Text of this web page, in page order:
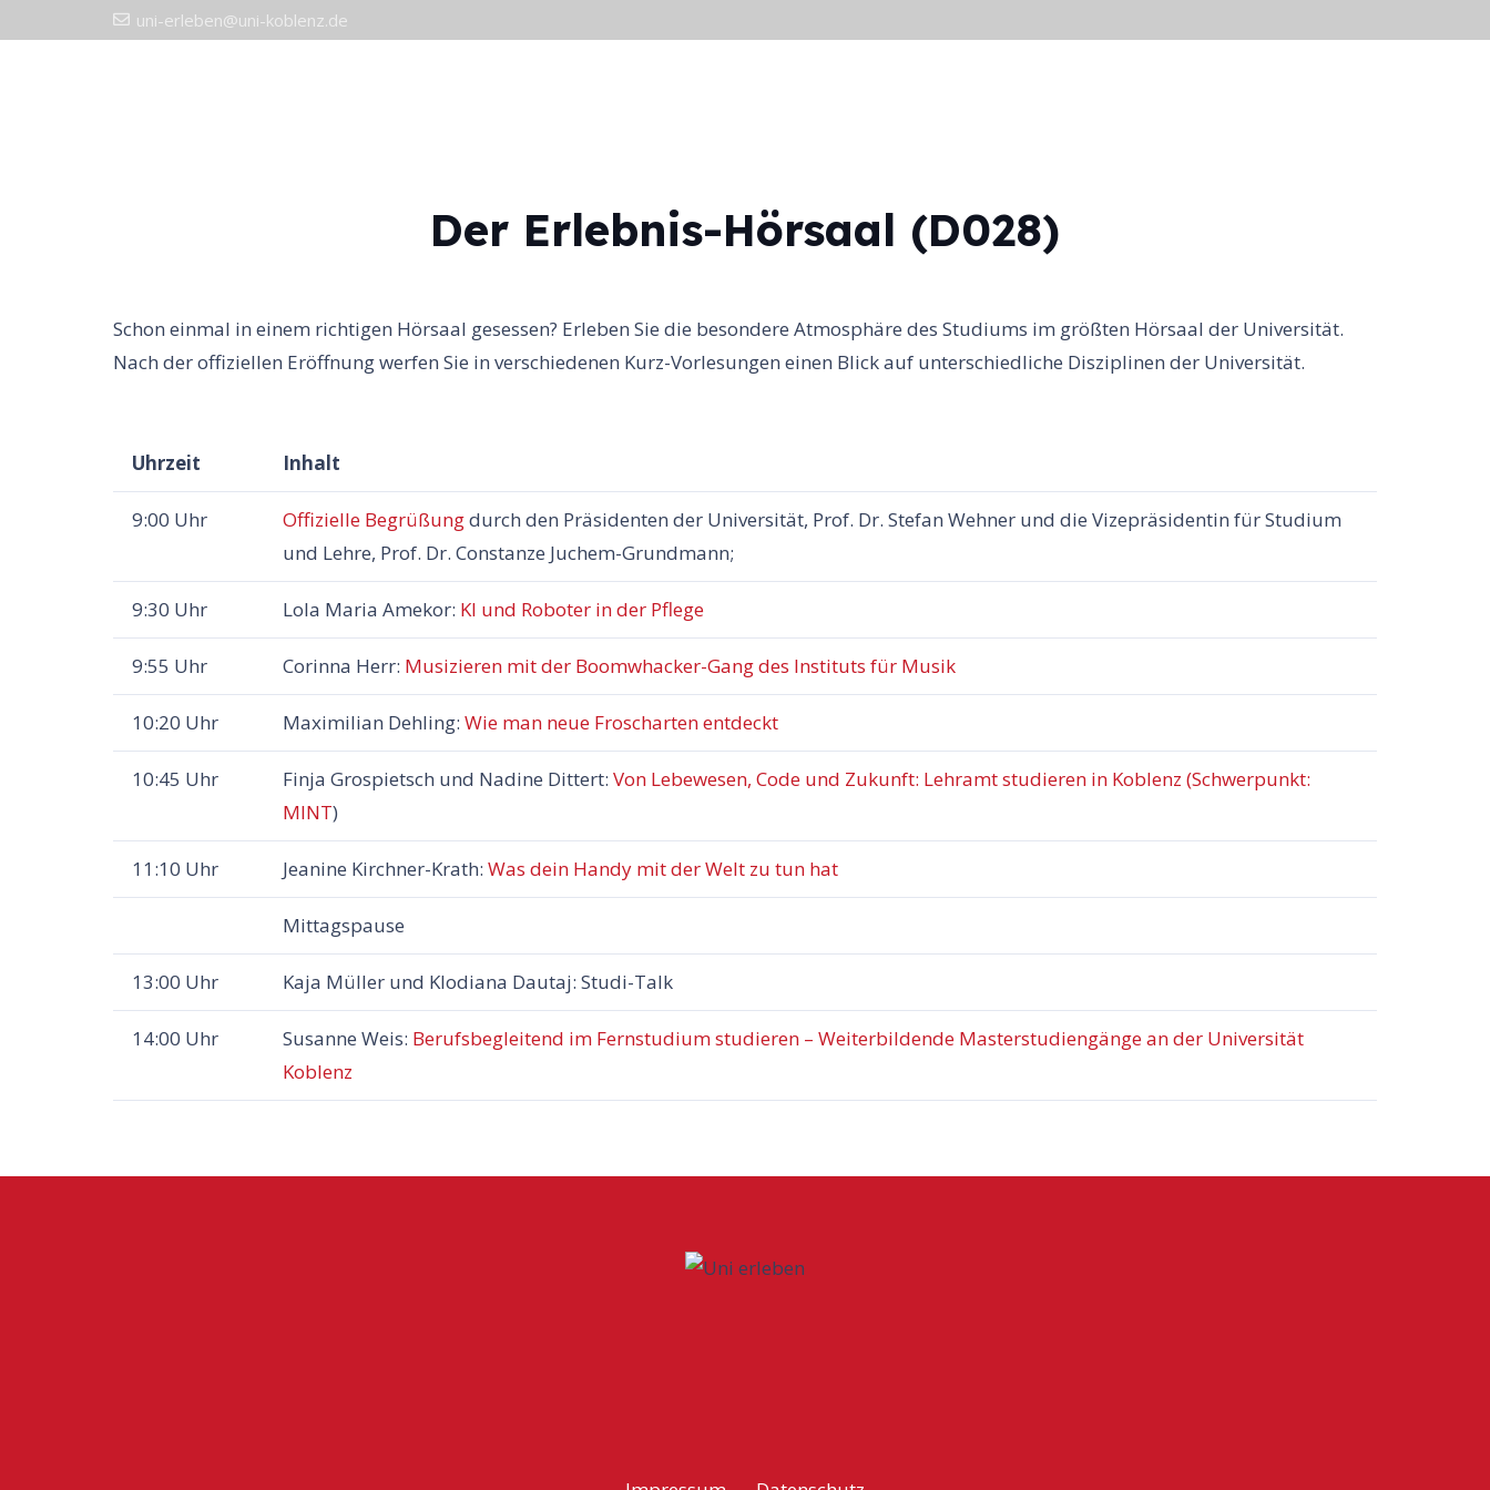
uni-erleben@uni-koblenz.de
Der Erlebnis-Hörsaal (D028)
Schon einmal in einem richtigen Hörsaal gesessen? Erleben Sie die besondere Atmosphäre des Studiums im größten Hörsaal der Universität.
Nach der offiziellen Eröffnung werfen Sie in verschiedenen Kurz-Vorlesungen einen Blick auf unterschiedliche Disziplinen der Universität.
Uhrzeit Inhalt
9:00 Uhr Offizielle Begrüßungdurch den Präsidenten der Universität, Prof. Dr. Stefan Wehner und die Vizepräsidentin für Studium
und Lehre, Prof. Dr. Constanze Juchem-Grundmann;
9:30 Uhr Lola Maria Amekor: KI und Roboter in der Pflege
9:55 Uhr Corinna Herr: Musizieren mit der Boomwhacker-Gang des Instituts für Musik
10:20 Uhr Maximilian Dehling: Wie man neue Froscharten entdeckt
10:45 Uhr Finja Grospietsch und Nadine Dittert: Von Lebewesen, Code und Zukunft: Lehramt studieren in Koblenz (Schwerpunkt:
MINT)
11:10 Uhr Jeanine Kirchner-Krath: Was dein Handy mit der Welt zu tun hat
Mittagspause
13:00 Uhr Kaja Müller und Klodiana Dautaj: Studi-Talk
14:00 Uhr Susanne Weis: Berufsbegleitend im Fernstudium studieren – Weiterbildende Masterstudiengänge an der Universität
Koblenz